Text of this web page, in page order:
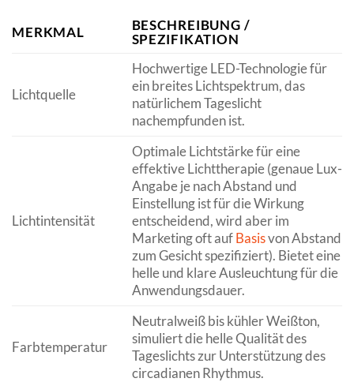
MERKMAL
BESCHREIBUNG /
SPEZIFIKATION
Lichtquelle
Hochwertige LED-Technologie für
ein breites Lichtspektrum, das
natürlichem Tageslicht
nachempfunden ist.
Lichtintensität
Optimale Lichtstärke für eine
effektive Lichttherapie (genaue Lux-
Angabe je nach Abstand und
Einstellung ist für die Wirkung
entscheidend, wird aber im
Marketing oft aufBasisvon Abstand
zum Gesicht spezifiziert). Bietet eine
helle und klare Ausleuchtung für die
Anwendungsdauer.
Farbtemperatur
Neutralweiß bis kühler Weißton,
simuliert die helle Qualität des
Tageslichts zur Unterstützung des
circadianen Rhythmus.